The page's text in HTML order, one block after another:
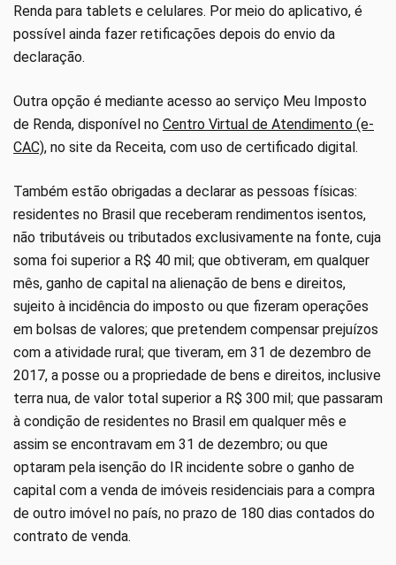
Renda para tablets e celulares. Por meio do aplicativo, é
possível ainda fazer retificações depois do envio da
declaração.
Outra opção é mediante acesso ao serviço Meu Imposto
de Renda, disponível no Centro Virtual de Atendimento (e-
CAC), no site da Receita, com uso de certificado digital.
Também estão obrigadas a declarar as pessoas físicas:
residentes no Brasil que receberam rendimentos isentos,
não tributáveis ou tributados exclusivamente na fonte, cuja
soma foi superior a R$ 40 mil; que obtiveram, em qualquer
mês, ganho de capital na alienação de bens e direitos,
sujeito à incidência do imposto ou que fizeram operações
em bolsas de valores; que pretendem compensar prejuízos
com a atividade rural; que tiveram, em 31 de dezembro de
2017, a posse ou a propriedade de bens e direitos, inclusive
terra nua, de valor total superior a R$ 300 mil; que passaram
à condição de residentes no Brasil em qualquer mês e
assim se encontravam em 31 de dezembro; ou que
optaram pela isenção do IR incidente sobre o ganho de
capital com a venda de imóveis residenciais para a compra
de outro imóvel no país, no prazo de 180 dias contados do
contrato de venda.